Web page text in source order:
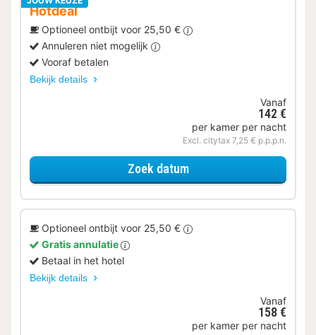
Hotdeal
Optioneel ontbijt voor 25,50 €
Annuleren niet mogelijk
Vooraf betalen
Bekijk details
Vanaf
142 €
per kamer per nacht
Excl. citytax 7,25 € p.p.p.n.
Zoek datumvoor Klassieke kamer
Optioneel ontbijt voor 25,50 €
Gratis annulatie
Betaal in het hotel
Bekijk details
Vanaf
158 €
per kamer per nacht